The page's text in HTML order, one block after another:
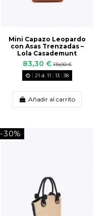
Mini Capazo Leopardo
con Asas Trenzadas –
Lola Casademunt
83,30 € 119,00 €
21 d. 11 : 13: 38
Añadir al carrito
-30%